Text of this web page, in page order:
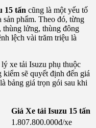
15 tấn cũng là một yếu tố
sản phẩm. Theo đó, từng
thùng lửng, thùng đông
lệch vài trăm triệu là
xe tải Isuzu phụ thuộc
sẽ quyết định đến giá
bảng giá trọn gói sau khi
Giá Xe tải Isuzu 15 tấn
1.807.800.000đ/xe